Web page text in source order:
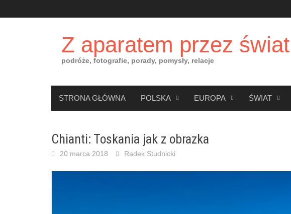
to
Z aparatem przez świat
podróże, fotografie, porady, pomysły, relacje
STRONA GŁÓWNA POLSKA EUROPA ŚWIAT
Chianti: Toskania jak z obrazka
20 marca 2018 Radek Studnicki